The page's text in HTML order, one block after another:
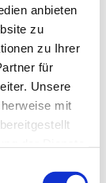
anbieten
zu
zu Ihrer
für
Unsere
mit
den
3
Monate